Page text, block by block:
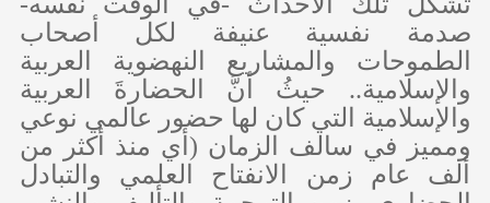
صدمة نفسية عنيفة لكل أصحاب
الطموحات والمشاريع النهضوية العربية
والإسلامية.. حيثُ أنَّ الحضارةَ العربية
والإسلامية التي كان لها حضور عالمي نوعي
ومميز في سالف الزمان (أي منذ أكثر من
ألف عام زمن الانفتاح العلمي والتبادل